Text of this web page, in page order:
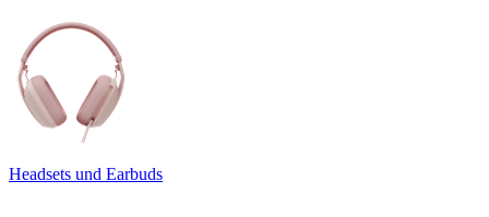
Headsets und Earbuds